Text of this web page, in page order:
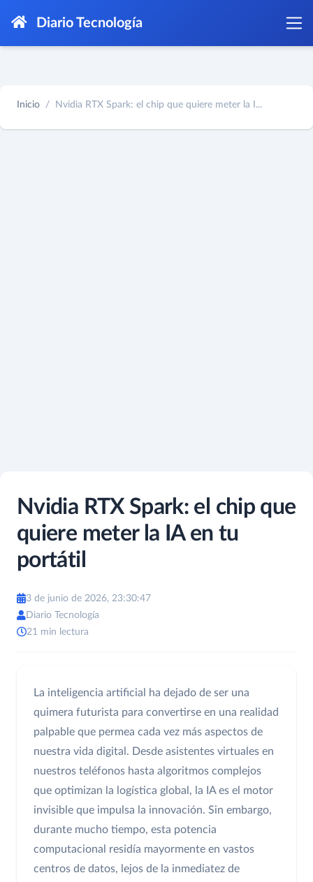
Diario Tecnología
Inicio Nvidia RTX Spark: el chip que quiere meter la I...
Nvidia RTX Spark: el chip que
quiere meter la IA en tu
portátil
3 de junio de 2026, 23:30:47
Diario Tecnología
21 min lectura
La inteligencia artificial ha dejado de ser una
quimera futurista para convertirse en una realidad
palpable que permea cada vez más aspectos de
nuestra vida digital. Desde asistentes virtuales en
nuestros teléfonos hasta algoritmos complejos
que optimizan la logística global, la IA es el motor
invisible que impulsa la innovación. Sin embargo,
durante mucho tiempo, esta potencia
computacional residía mayormente en vastos
centros de datos, lejos de la inmediatez de